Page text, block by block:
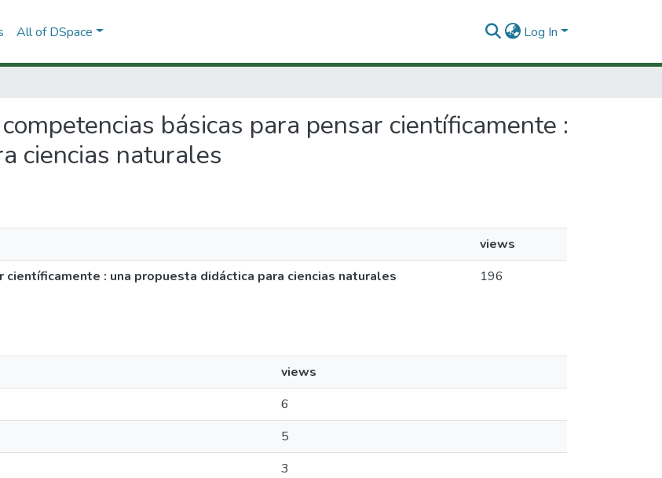
All of DSpace Log In
básicas para pensar científicamente :
ciencias naturales
views
: una propuesta didáctica para ciencias naturales
196
views
6
5
3